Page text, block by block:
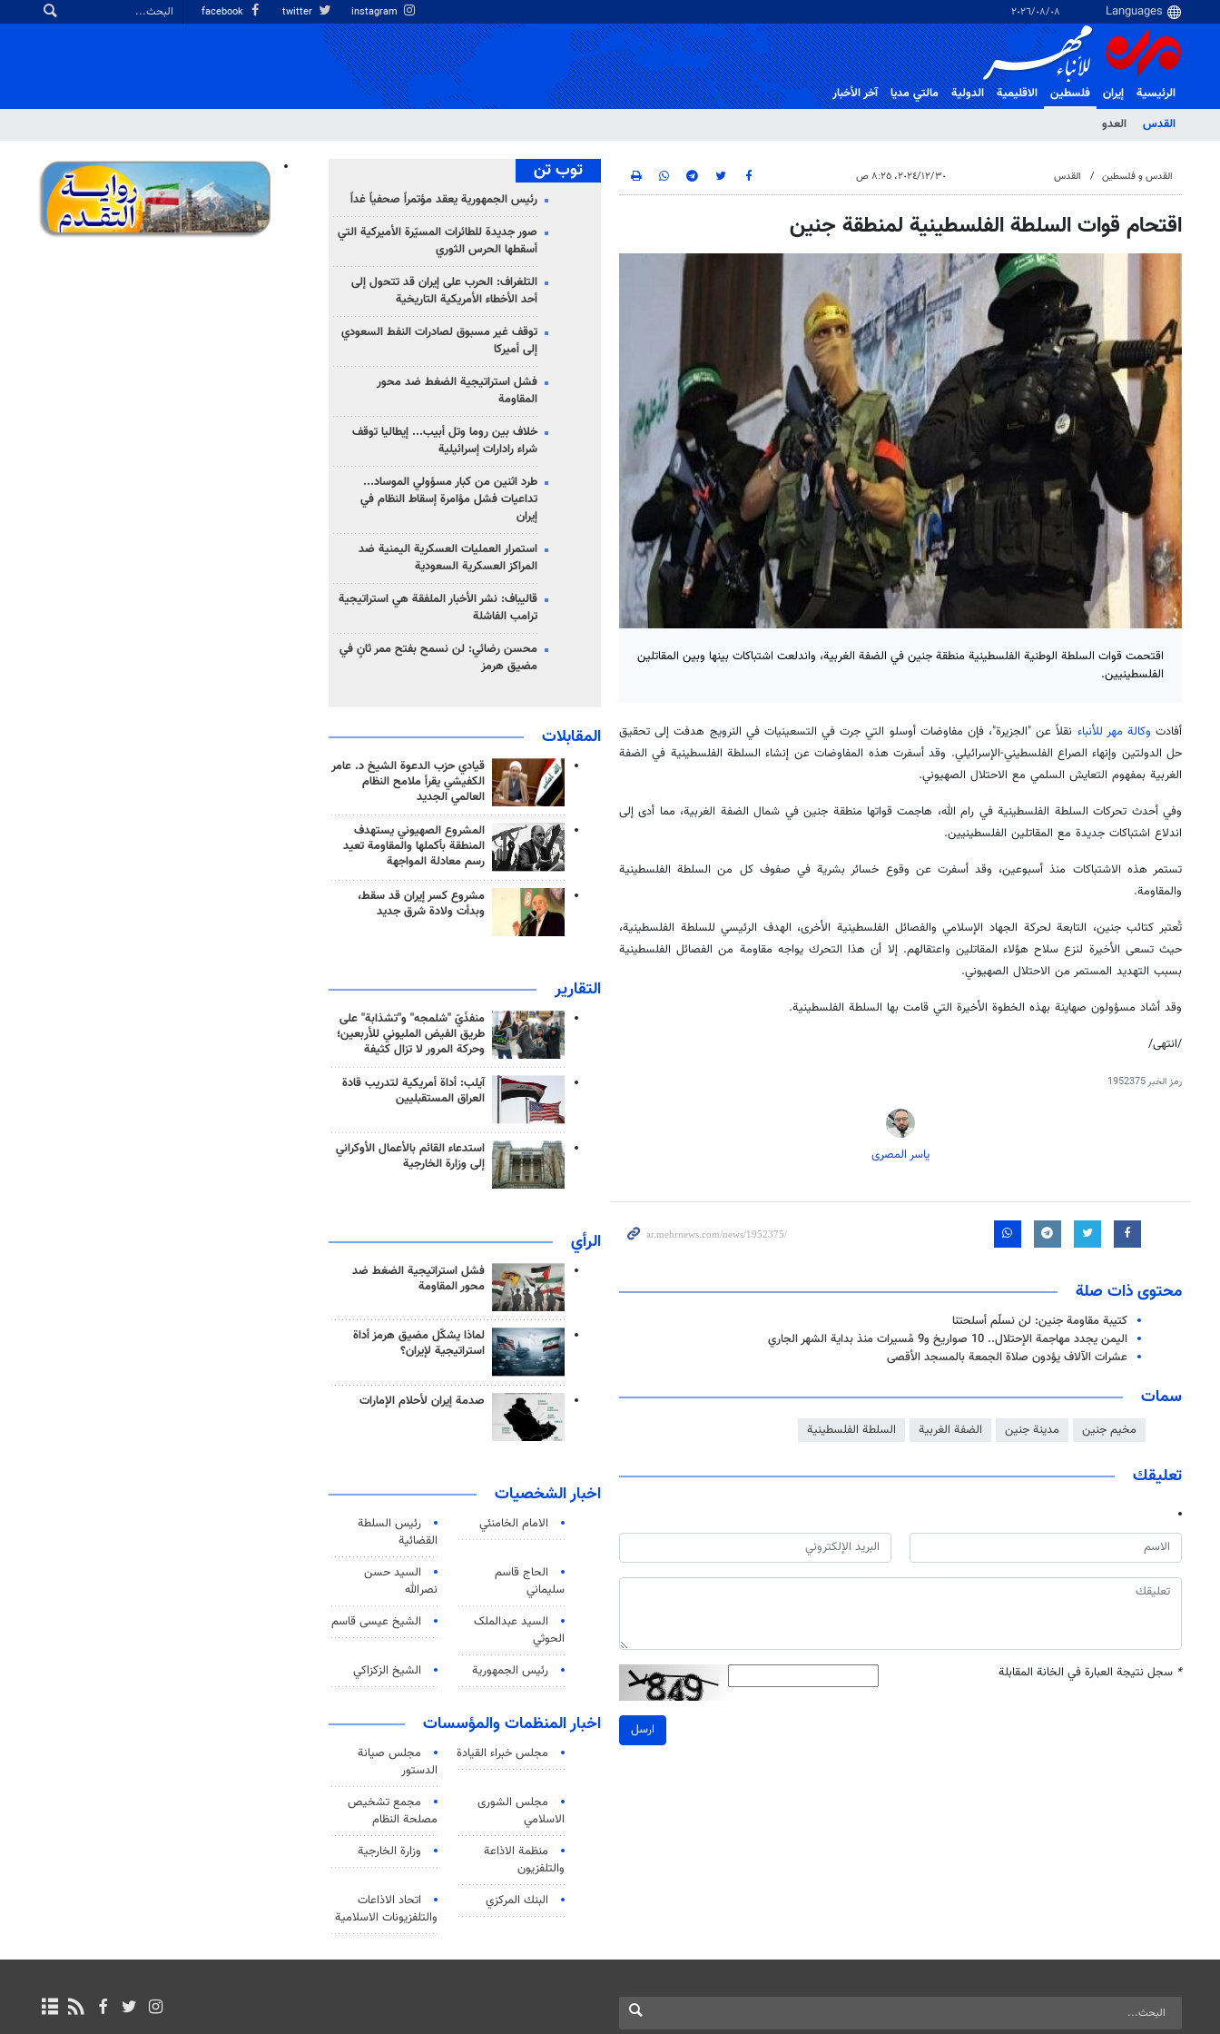
٠٨‏/٠٨‏/٢٠٢٦
الرئيسية إيران
فلسطین
القدس
العدو
الاقلیمیة الدولية مالتي مدیا آخر الأخبار
القدس و فلسطین القدس ٣٠‏/١٢‏/٢٠٢٤، ٨:٢٥ ص
اقتحام قوات السلطة الفلسطينية لمنطقة جنين
اقتحمت قوات السلطة الوطنية الفلسطينية منطقة جنين في الضفة الغربية، واندلعت اشتباكات بينها وبين المقاتلين
الفلسطينيين.
أفادت وكالة مهر للأنباء نقلاً عن "الجزيرة"، فإن مفاوضات أوسلو التي جرت في التسعينيات في النرويج هدفت إلى تحقيق
حل الدولتين وإنهاء الصراع الفلسطيني-الإسرائيلي. وقد أسفرت هذه المفاوضات عن إنشاء السلطة الفلسطينية في الضفة
الغربية بمفهوم التعايش السلمي مع الاحتلال الصهيوني.
وفي أحدث تحركات السلطة الفلسطينية في رام الله، هاجمت قواتها منطقة جنين في شمال الضفة الغربية، مما أدى إلى
اندلاع اشتباكات جديدة مع المقاتلين الفلسطينيين.
تستمر هذه الاشتباكات منذ أسبوعين، وقد أسفرت عن وقوع خسائر بشرية في صفوف كل من السلطة الفلسطينية
والمقاومة.
تُعتبر كتائب جنين، التابعة لحركة الجهاد الإسلامي والفصائل الفلسطينية الأخرى، الهدف الرئيسي للسلطة الفلسطينية،
حيث تسعى الأخيرة لنزع سلاح هؤلاء المقاتلين واعتقالهم. إلا أن هذا التحرك يواجه مقاومة من الفصائل الفلسطينية
بسبب التهديد المستمر من الاحتلال الصهيوني.
وقد أشاد مسؤولون صهاينة بهذه الخطوة الأخيرة التي قامت بها السلطة الفلسطينية.
/انتهى/
رمز الخبر1952375
یاسر المصری
محتوى ذات صلة
كتيبة مقاومة جنين: لن نسلّم أسلحتنا
اليمن يجدد مهاجمة الإحتلال.. 10 صواريخ و9 مُسيرات منذ بداية الشهر الجاري
عشرات الآلاف يؤدون صلاة الجمعة بالمسجد الأقصى
سمات
مخيم جنين مدينة جنين الضفة الغربية السلطة الفلسطينية
تعليقك
* سجل نتيجة العبارة في الخانة المقابلة
ارسل
توب تن
رئيس الجمهورية يعقد مؤتمراً صحفياً غداً
صور جديدة للطائرات المسيّرة الأميركية التي
أسقطها الحرس الثوري
التلغراف: الحرب على إيران قد تتحول إلى
أحد الأخطاء الأمريكية التاريخية
توقف غير مسبوق لصادرات النفط السعودي
إلى أميركا
فشل استراتيجية الضغط ضد محور
المقاومة
خلاف بين روما وتل أبيب... إيطاليا توقف
شراء رادارات إسرائيلية
طرد اثنين من كبار مسؤولي الموساد...
تداعيات فشل مؤامرة إسقاط النظام في
إيران
استمرار العمليات العسكرية اليمنية ضد
المراكز العسكرية السعودية
قاليباف: نشر الأخبار الملفقة هي استراتيجية
ترامب الفاشلة
محسن رضائي: لن نسمح بفتح ممر ثانٍ في
مضيق هرمز
المقابلات
قيادي حزب الدعوة الشيخ د. عامر
الكفيشي يقرأ ملامح النظام
العالمي الجديد
المشروع الصهيوني يستهدف
المنطقة بأكملها والمقاومة تعيد
رسم معادلة المواجهة
مشروع كسر إيران قد سقط،
وبدأت ولادة شرق جديد
التقارير
منفذَيّ "شلمجه" و"تشذابة" على
طريق الفيض المليوني للأربعين؛
وحركة المرور لا تزال كثيفة
آيلب: أداة أمريكية لتدريب قادة
العراق المستقبليين
استدعاء القائم بالأعمال الأوكراني
إلى وزارة الخارجية
الرأي
فشل استراتيجية الضغط ضد
محور المقاومة
لماذا يشكّل مضيق هرمز أداة
استراتيجية لإيران؟
صدمة إيران لأحلام الإمارات
اخبار الشخصيات
الامام الخامنئي
رئیس السلطة
القضائیة
الحاج قاسم
سليماني
السيد حسن
نصرالله
السید عبدالملک
الحوثي
الشيخ عيسى قاسم
رئيس الجمهورية الشيخ الزكزاكي
اخبار المنظمات والمؤسسات
مجلس خبراء القيادة
مجلس صيانة
الدستور
مجلس الشورى
الاسلامي
مجمع تشخيص
مصلحة النظام
منظمة الاذاعة
والتلفزیون
وزارة الخارجية
البنك المركزي
اتحاد الاذاعات
والتلفزيونات الاسلامية